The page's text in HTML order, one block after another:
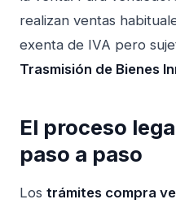
realizan ventas
exenta de IVA pero
Trasmisión de Bienes
El proceso
paso a paso
Los trámites compra